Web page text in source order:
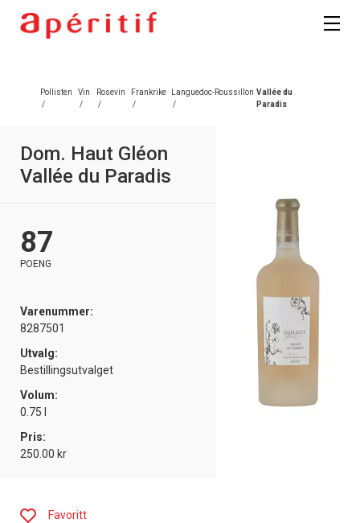
Pollisten
/
Vin
/
Rosevin
/
Frankrike
/
Languedoc-Roussillon
/
Vallée du
Paradis
Dom. Haut Gléon
Vallée du Paradis
87
POENG
Varenummer:
8287501
Utvalg:
Bestillingsutvalget
Volum:
0.75 l
Pris:
250.00 kr
Favoritt